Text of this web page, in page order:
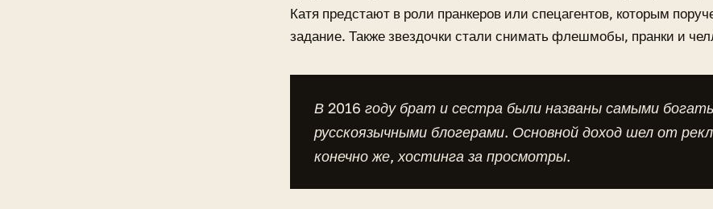
Катя предстают в роли пранкеров или спецагентов, которым
задание. Также звездочки стали снимать флешмобы, пранки и
В 2016 году брат и сестра были названы самыми
русскоязычными блогерами. Основной доход шел от
конечно же, хостинга за просмотры.